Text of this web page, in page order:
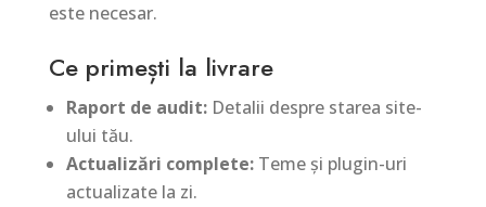
este necesar.
Ce primești la livrare
Raport de audit:Detalii despre starea site-
ului tău.
Actualizări complete:Teme și plugin-uri
actualizate la zi.